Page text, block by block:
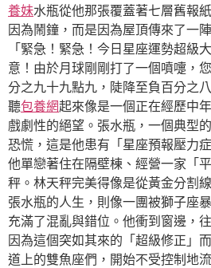
養妹水瓶從他那張覆蓋著七層舊報
因為鬧鐘，而是因為屋頂傳來了一
「緊急！緊急！今日星座運勢超級
意！由於月球剛剛打了一個噴嚏，
分之九十九點九，陡降至負百分之
聽包養網起來像是一個正在經歷中
戲劇性的絕望。張水瓶，一個典型
恐慌，這是他患有「星座預報壓力
他單戀著住在隔壁棟、經營一家「
秤。林天秤完美得像是從黃金分割
張水瓶的人生，則像一團被獅子座
充滿了混亂與錯位。他衝到窗邊，
因為這個突如其來的「超級修正」
道上的雙魚座們，開始不受控制地